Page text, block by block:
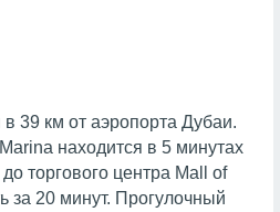
39 км от аэропорта Дубаи.
находится в 5 минутах
торгового центра Mall of
за 20 минут. Прогулочный